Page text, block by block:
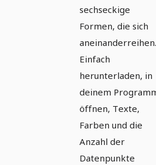
sechseckige
Formen, die sich
aneinanderreihen.
Einfach
herunterladen, in
deinem
öffnen, Texte,
Farben und die
Anzahl der
Datenpunkte